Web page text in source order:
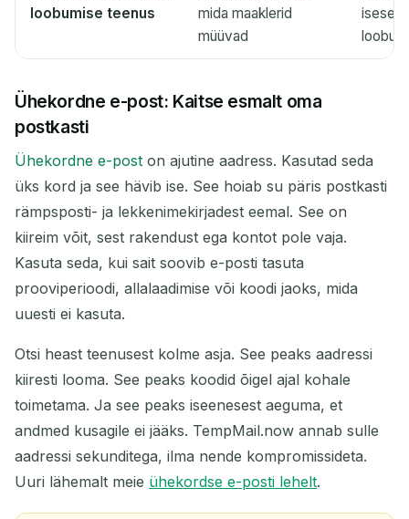
loobumise teenus
mida maaklerid
müüvad
Ühekordne e-post: Kaitse esmalt oma
postkasti
Ühekordne e-post on ajutine aadress. Kasutad seda
üks kord ja see hävib ise. See hoiab su päris postkasti
rämpsposti- ja lekkenimekirjadest eemal. See on
kiireim võit, sest rakendust ega kontot pole vaja.
Kasuta seda, kui sait soovib e-posti tasuta
prooviperioodi, allalaadimise või koodi jaoks, mida
uuesti ei kasuta.
Otsi heast teenusest kolme asja. See peaks aadressi
kiiresti looma. See peaks koodid õigel ajal kohale
toimetama. Ja see peaks iseenesest aeguma, et
andmed kusagile ei jääks. TempMail.now annab sulle
aadressi sekunditega, ilma nende kompromissideta.
Uuri lähemalt meie ühekordse e-posti lehelt.